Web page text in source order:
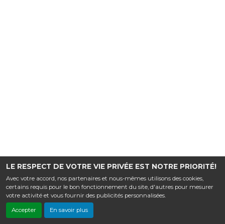
LE RESPECT DE VOTRE VIE PRIVÉE EST NOTRE PRIORITÉ!
Avec votre accord, nos partenaires et nous-mêmes utilisons des cookies,
certains requis pour le bon fonctionnement du site, d'autres pour mesurer
votre activité et vous fournir des publicités personnalisées.
Accepter En savoir plus